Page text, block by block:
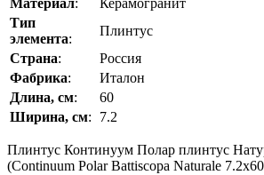
Материал:
Керамогранит
Тип
элемента:
Плинтус
Страна:
Россия
Фабрика:
Италон
Длина, см:
60
Ширина, см: 7.2
Плинтус Континуум Полар плинтус
(Continuum Polar Battiscopa Naturale